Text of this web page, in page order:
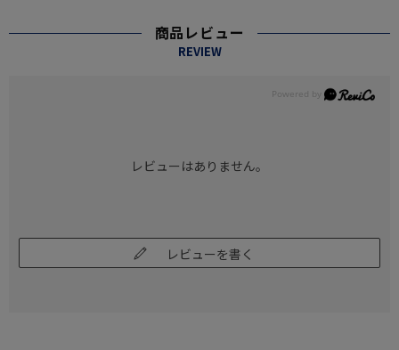
商品レビュー
REVIEW
レビューはありません。
レビューを書く